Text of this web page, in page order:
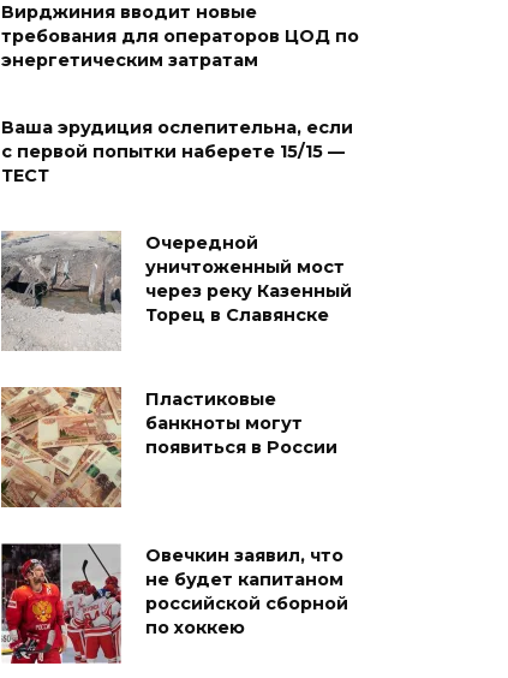
Вирджиния вводит новые
требования для операторов ЦОД по
энергетическим затратам
Ваша эрудиция ослепительна, если
с первой попытки наберете 15/15 —
ТЕСТ
Очередной
уничтоженный мост
через реку Казенный
Торец в Славянске
Пластиковые
банкноты могут
появиться в России
Овечкин заявил, что
не будет капитаном
российской сборной
по хоккею